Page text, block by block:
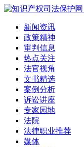
新闻资讯
政策精神
审判信息
热点关注
法官视角
文书精选
案例分析
诉讼讲座
专家园地
法院
法律职业推荐
媒体